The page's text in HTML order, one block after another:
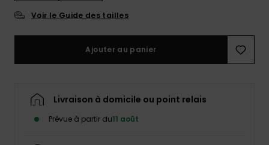
Voir le Guide des tailles
Ajouter au panier
Livraison à domicile ou point relais
Prévue à partir du11 août